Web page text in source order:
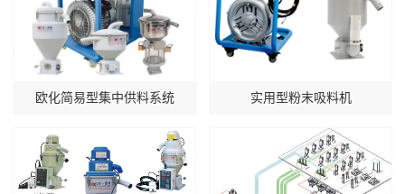
欧化简易型集中供料系统 实用型粉末吸料机